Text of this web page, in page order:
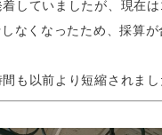
していましたが、現在
なくなったため、採算が
も以前より短縮されまし